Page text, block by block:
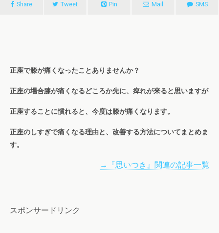
Share Tweet Pin Mail SMS
正座で膝が痛くなったことありませんか？
正座の場合膝が痛くなるどころか先に、痺れが来ると思いますが
正座することに慣れると、今度は膝が痛くなります。
正座のしすぎで痛くなる理由と、改善する方法についてまとめま
す。
→『思いつき』関連の記事一覧
スポンサードリンク